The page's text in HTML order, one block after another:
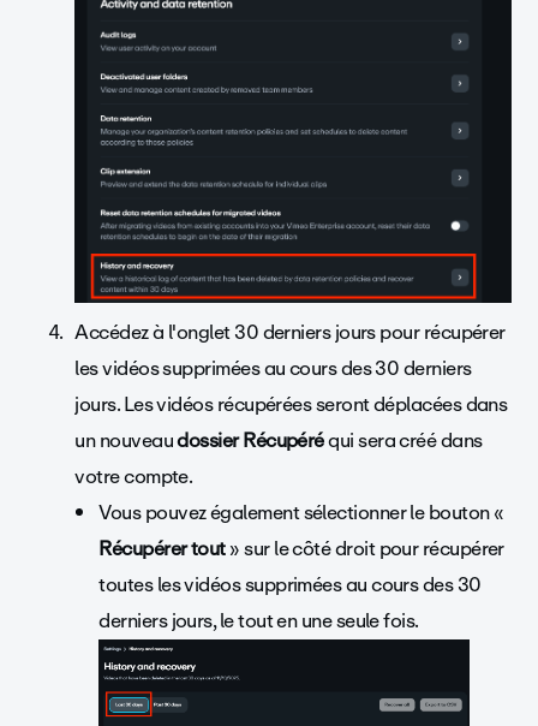
Accédez à l'onglet 30 derniers jours pour récupérer
les vidéos supprimées au cours des 30 derniers
jours. Les vidéos récupérées seront déplacées dans
un nouveaudossier Récupéréqui sera créé dans
votre compte.
Vous pouvez également sélectionner le bouton «
Récupérer tout» sur le côté droit pour récupérer
toutes les vidéos supprimées au cours des 30
derniers jours, le tout en une seule fois.